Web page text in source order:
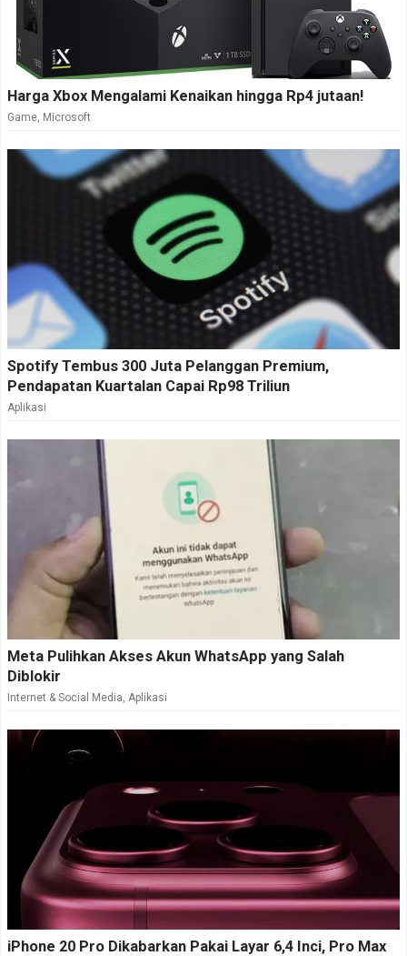
Harga Xbox Mengalami Kenaikan hingga Rp4 jutaan!
Game Microsoft
Spotify Tembus 300 Juta Pelanggan Premium,
Pendapatan Kuartalan Capai Rp98 Triliun
Aplikasi
Meta Pulihkan Akses Akun WhatsApp yang Salah
Diblokir
Internet & Social Media Aplikasi
iPhone 20 Pro Dikabarkan Pakai Layar 6,4 Inci, Pro Max